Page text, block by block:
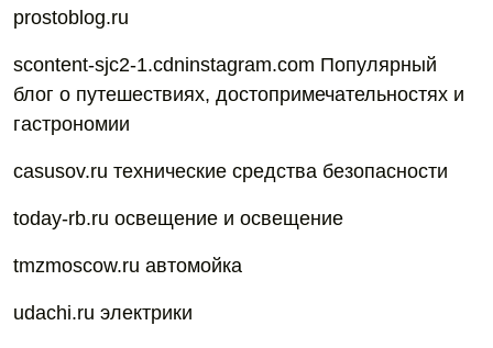
prostoblog.ru
scontent-sjc2-1.cdninstagram.com Популярный
блог о путешествиях, достопримечательностях и
гастрономии
casusov.ru технические средства безопасности
today-rb.ru освещение и освещение
tmzmoscow.ru автомойка
udachi.ru электрики